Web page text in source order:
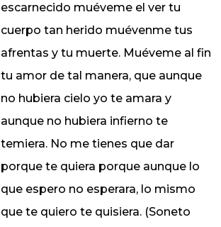
escarnecido muéveme el ver tu
cuerpo tan herido muévenme tus
afrentas y tu muerte. Muéveme al fin
tu amor de tal manera, que aunque
no hubiera cielo yo te amara y
aunque no hubiera infierno te
temiera. No me tienes que dar
porque te quiera porque aunque lo
que espero no esperara, lo mismo
que te quiero te quisiera. (Soneto